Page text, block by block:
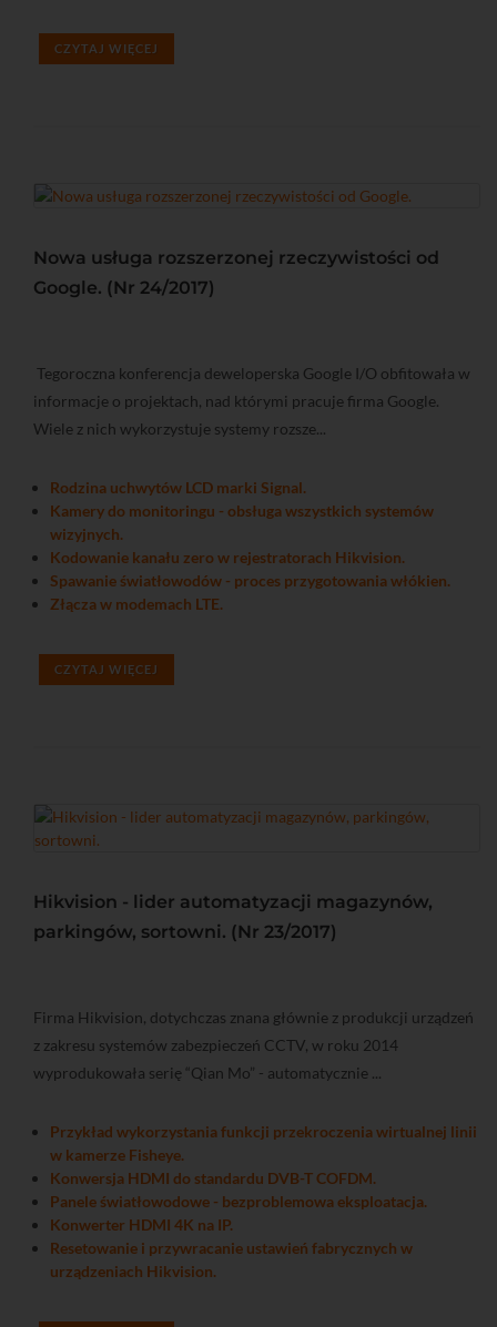
CZYTAJ WIĘCEJ
Nowa usługa rozszerzonej rzeczywistości od
Google. (Nr 24/2017)
Tegoroczna konferencja deweloperska Google I/O obfitowała w
informacje o projektach, nad którymi pracuje firma Google.
Wiele z nich wykorzystuje systemy rozsze...
Rodzina uchwytów LCD marki Signal.
Kamery do monitoringu - obsługa wszystkich systemów
wizyjnych.
Kodowanie kanału zero w rejestratorach Hikvision.
Spawanie światłowodów - proces przygotowania włókien.
Złącza w modemach LTE.
CZYTAJ WIĘCEJ
Hikvision - lider automatyzacji magazynów,
parkingów, sortowni. (Nr 23/2017)
Firma Hikvision, dotychczas znana głównie z produkcji urządzeń
z zakresu systemów zabezpieczeń CCTV, w roku 2014
wyprodukowała serię “Qian Mo” - automatycznie ...
Przykład wykorzystania funkcji przekroczenia wirtualnej linii
w kamerze Fisheye.
Konwersja HDMI do standardu DVB-T COFDM.
Panele światłowodowe - bezproblemowa eksploatacja.
Konwerter HDMI 4K na IP.
Resetowanie i przywracanie ustawień fabrycznych w
urządzeniach Hikvision.